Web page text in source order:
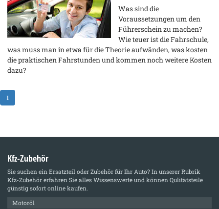
Was sind die
Voraussetzungen um den
Führerschein zu machen?
Wie teuer ist die Fahrschule,
was muss man in etwa für die Theorie aufwänden, was kosten
die praktischen Fahrstunden und kommen noch weitere Kosten
dazu?
1
Kfz-Zubehör
Sie suchen ein Ersatzteil oder Zubehör für Ihr Auto? In unserer Rubrik
Kfz-Zubehörerfahren Sie alles Wissenswerte und können Qulitätsteile
günstig sofort online kaufen.
Motoröl